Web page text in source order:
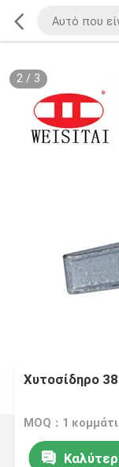
2/ 3
Χυτοσίδηρο
MOQ：1 κομμάτι